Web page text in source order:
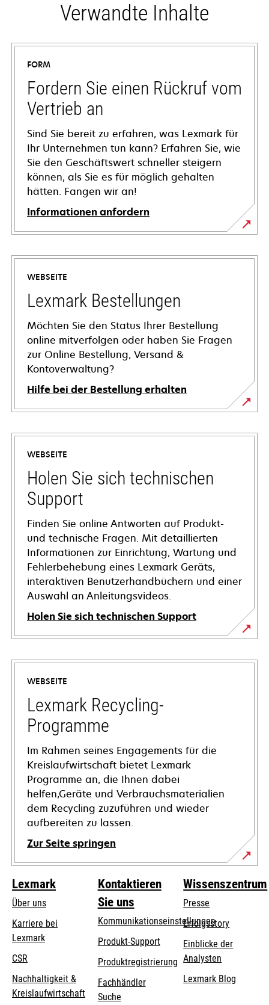
Verwandte Inhalte
FORM
Fordern Sie einen Rückruf vom
Vertrieb an
Sind Sie bereit zu erfahren, was Lexmark für
Ihr Unternehmen tun kann? Erfahren Sie, wie
Sie den Geschäftswert schneller steigern
können, als Sie es für möglich gehalten
hätten. Fangen wir an!
Informationen anfordern
WEBSEITE
Lexmark Bestellungen
Möchten Sie den Status Ihrer Bestellung
online mitverfolgen oder haben Sie Fragen
zur Online Bestellung, Versand &
Kontoverwaltung?
Hilfe bei der Bestellung erhalten
WEBSEITE
Holen Sie sich technischen
Support
Finden Sie online Antworten auf Produkt-
und technische Fragen. Mit detaillierten
Informationen zur Einrichtung, Wartung und
Fehlerbehebung eines Lexmark Geräts,
interaktiven Benutzerhandbüchern und einer
Auswahl an Anleitungsvideos.
Holen Sie sich technischen Support
wird
in
neuen
Registerkarte
geöffnet
WEBSEITE
Lexmark Recycling-
Programme
Im Rahmen seines Engagements für die
Kreislaufwirtschaft bietet Lexmark
Programme an, die Ihnen dabei
helfen,Geräte und Verbrauchsmaterialien
dem Recycling zuzuführen und wieder
aufbereiten zu lassen.
Zur Seite springen
Lexmark
Über uns
Karriere bei
Lexmark
CSR
Nachhaltigkeit &
Kreislaufwirtschaft
Kontaktieren
Sie uns
Kommunikationseinstellungen
wird
in
einer
neuen
Registerkarte
Produkt-Supportwird
einer
neuen
Produktregistrierung
Fachhändler
Suche
Wissenszentrum
Presse
Erfolgsstory
Einblicke der
Analysten
Lexmark Blog